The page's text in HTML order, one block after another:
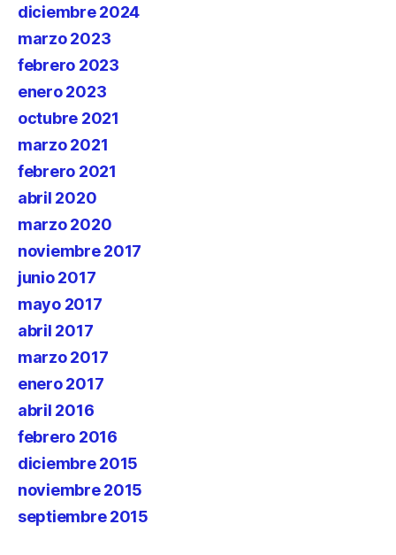
diciembre 2024
marzo 2023
febrero 2023
enero 2023
octubre 2021
marzo 2021
febrero 2021
abril 2020
marzo 2020
noviembre 2017
junio 2017
mayo 2017
abril 2017
marzo 2017
enero 2017
abril 2016
febrero 2016
diciembre 2015
noviembre 2015
septiembre 2015